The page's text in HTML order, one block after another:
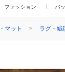
ファッション バ
マット ラグ・絨